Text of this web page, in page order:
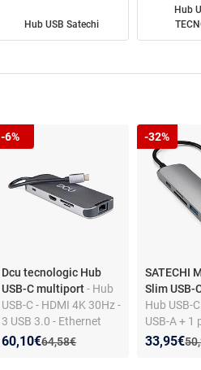
Hub USB Satechi
Hub
Dcu tecnologic Hub
USB-C multiport- Hub
USB-C - HDMI 4K 30Hz -
3 USB 3.0 - Ethernet
Gigabit - Lecteur SD/TF
Ancien prix :
64,58€
Nouveau prix :
60,10€
Réduction de :
-6%
SATECHI
Slim USB-
Hub USB-
USB-A + 1
1 port
Nouveau
33,95€
-32%